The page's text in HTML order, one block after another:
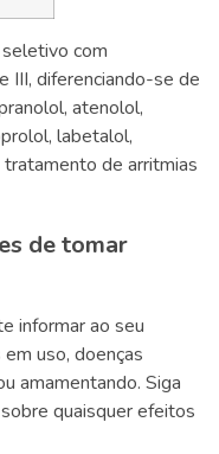
com
III, diferenciando-se de
atenolol,
labetalol,
de arritmias
de tomar
informar ao seu
uso, doenças
amamentando. Siga
quaisquer efeitos